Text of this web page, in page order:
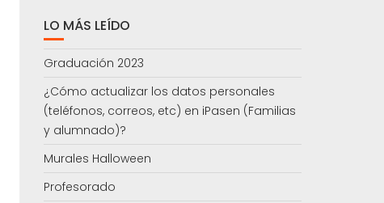
LO MÁS LEÍDO
Graduación 2023
¿Cómo actualizar los datos personales
(teléfonos, correos, etc) en iPasen (Familias
y alumnado)?
Murales Halloween
Profesorado